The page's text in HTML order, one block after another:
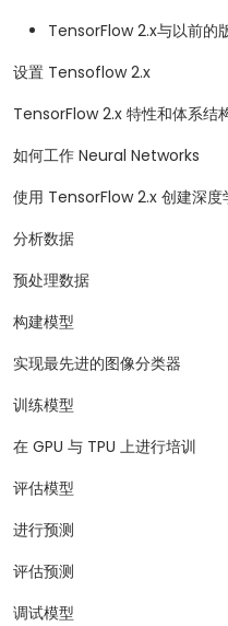
TensorFlow 2.x与以前的
设置 Tensoflow 2.x
TensorFlow 2.x 特性和体系结
如何工作 Neural Networks
使用 TensorFlow 2.x 创建深度
分析数据
预处理数据
构建模型
实现最先进的图像分类器
训练模型
在 GPU 与 TPU 上进行培训
评估模型
进行预测
评估预测
调试模型